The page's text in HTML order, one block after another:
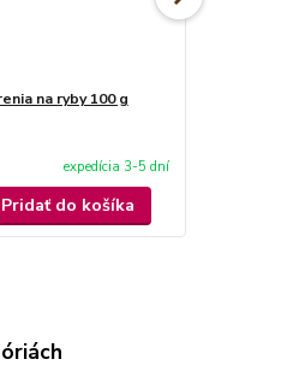
na ryby 100 g
expedícia 3-5 dní
Pridať do košíka